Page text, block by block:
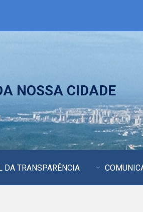
NOSSA CIDADE
DA TRANSPARÊNCIA